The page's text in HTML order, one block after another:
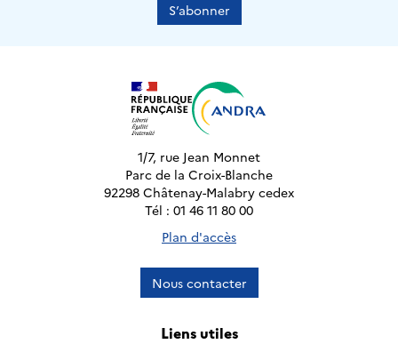
S’abonner
1/7, rue Jean Monnet
Parc de la Croix-Blanche
92298 Châtenay-Malabry cedex
Tél : 01 46 11 80 00
Plan d'accès
Nous contacter
Liens utiles